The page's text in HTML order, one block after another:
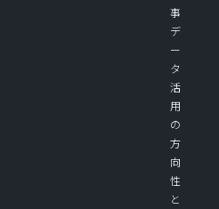
事
デ
ー
タ
活
用
の
方
向
性
と